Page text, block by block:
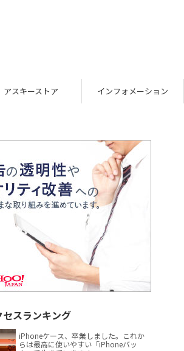
アスキーストア インフォメーション
セスランキング
iPhoneケース、卒業しました。これか
らは最高に使いやすい「iPhoneバッ